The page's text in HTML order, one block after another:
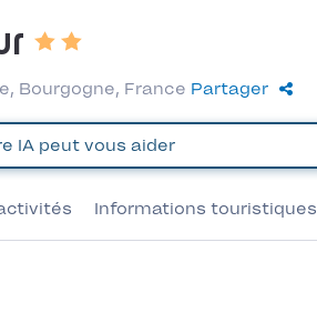
Bourgogne, France Partager
Informations touristiques